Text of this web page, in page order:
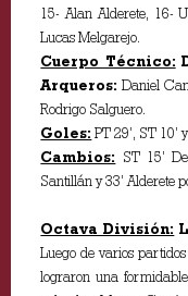
15- Alan Alderete, 16-
Lucas Melgarejo.
Cuerpo Técnico:
Arqueros: Daniel
Rodrigo Salguero.
Goles: PT 29’, ST 10’
Cambios: ST 15’
Santillán y 33’ Alderete
Octava División:
Luego de varios
lograron una